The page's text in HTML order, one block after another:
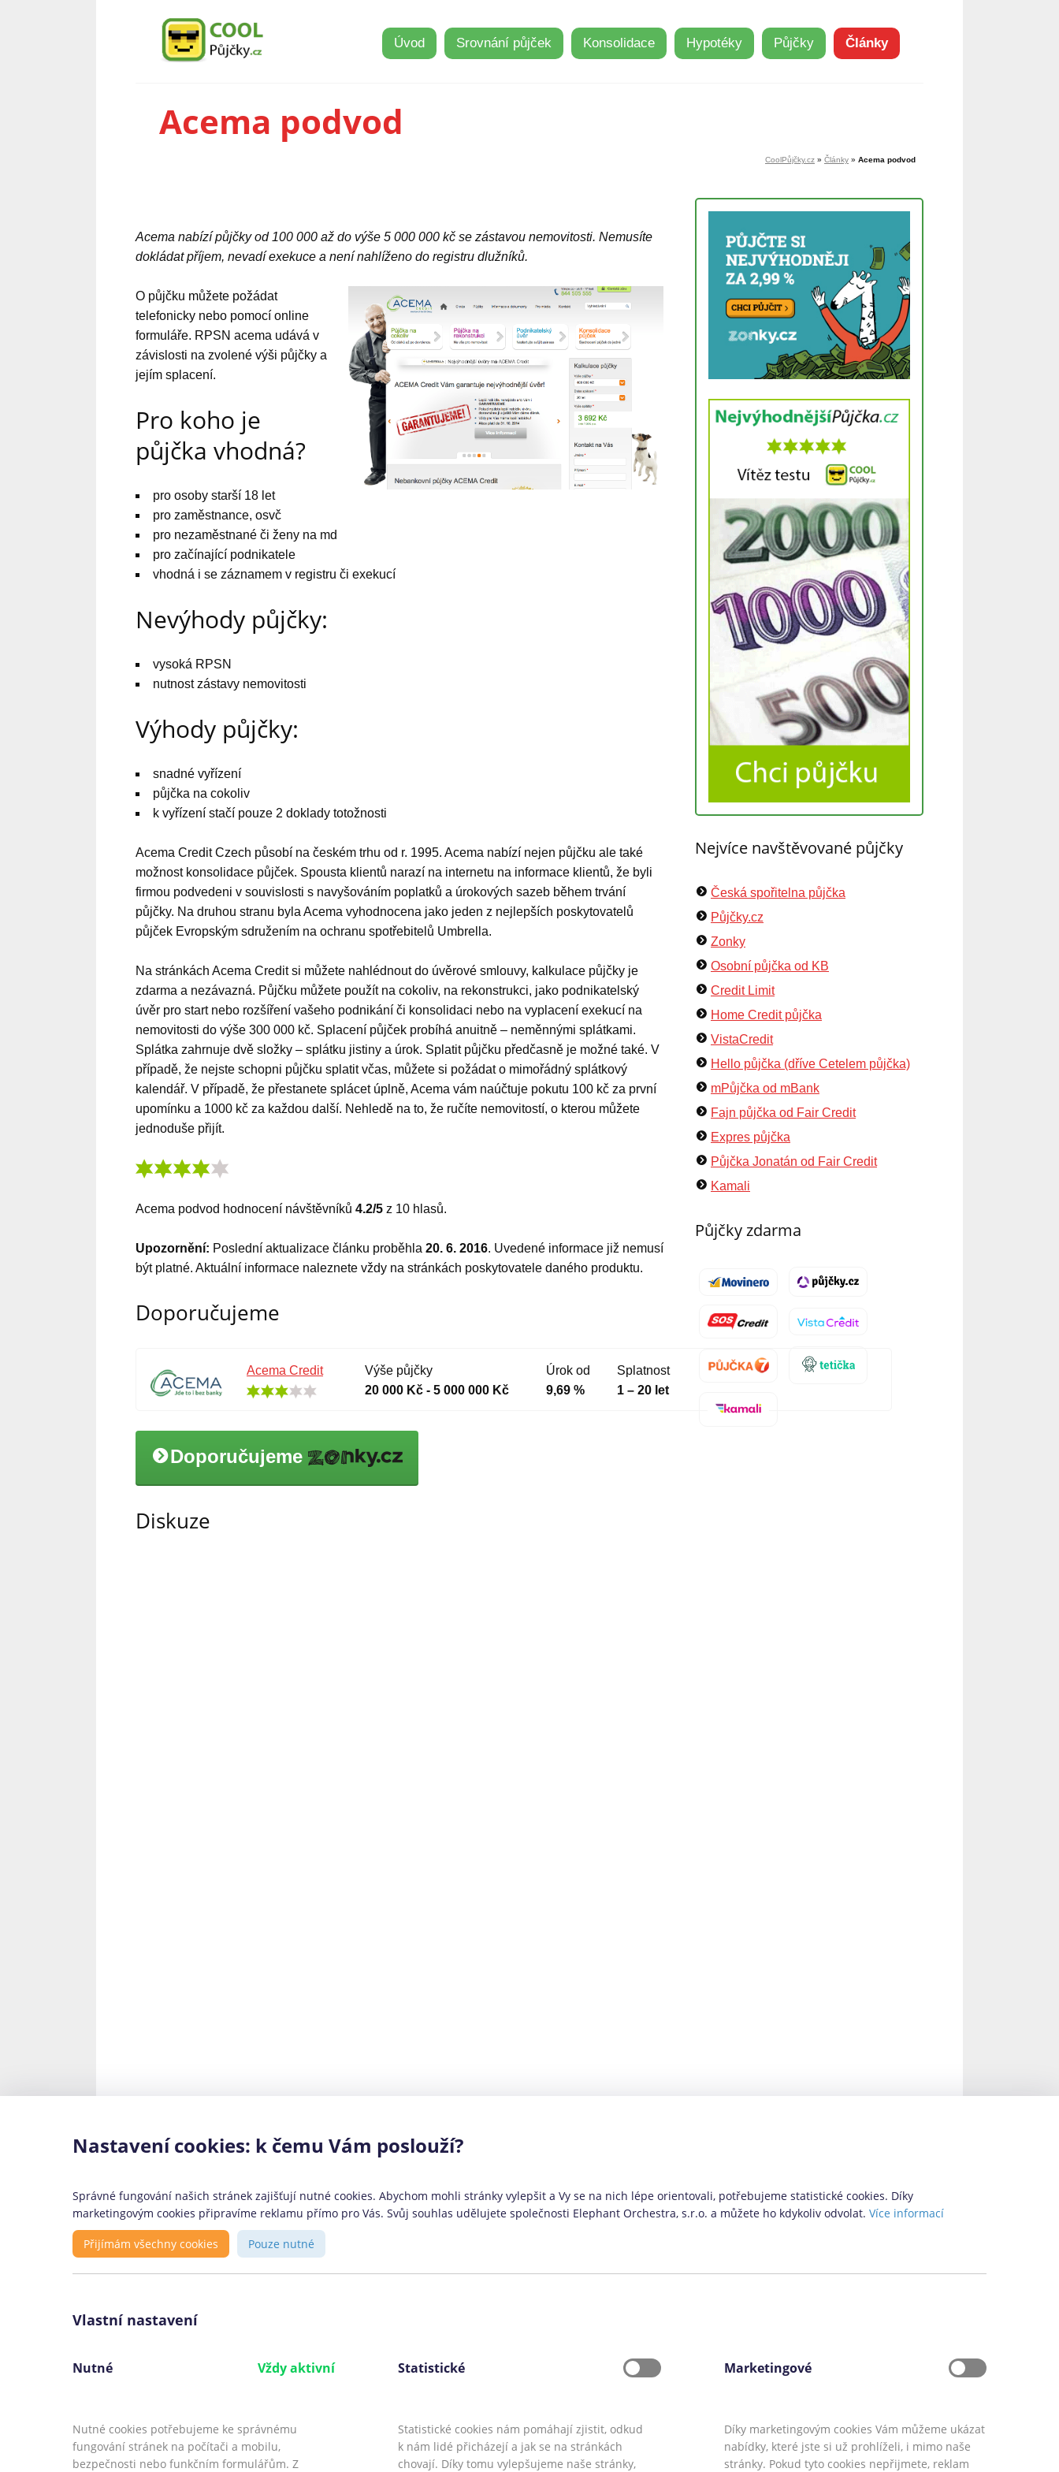
Úvod Srovnání půjček Konsolidace Hypotéky Půjčky Články
Acema podvod
CoolPůjčky.cz » Články » Acema podvod
Acema nabízí půjčky od 100 000 až do výše 5 000 000 kč se zástavou nemovitosti. Nemusíte
dokládat příjem, nevadí exekuce a není nahlíženo do registru dlužníků.
O půjčku můžete požádat
telefonicky nebo pomocí online
formuláře. RPSN acema udává v
závislosti na zvolené výši půjčky a
jejím splacení.
Pro koho je
půjčka vhodná?
pro osoby starší 18 let
pro zaměstnance, osvč
pro nezaměstnané či ženy na md
pro začínající podnikatele
vhodná i se záznamem v registru či exekucí
Nevýhody půjčky:
vysoká RPSN
nutnost zástavy nemovitosti
Výhody půjčky:
snadné vyřízení
půjčka na cokoliv
k vyřízení stačí pouze 2 doklady totožnosti
Acema Credit Czech působí na českém trhu od r. 1995. Acema nabízí nejen půjčku ale také
možnost konsolidace půjček. Spousta klientů narazí na internetu na informace klientů, že byli
firmou podvedeni v souvislosti s navyšováním poplatků a úrokových sazeb během trvání
půjčky. Na druhou stranu byla Acema vyhodnocena jako jeden z nejlepších poskytovatelů
půjček Evropským sdružením na ochranu spotřebitelů Umbrella.
Na stránkách Acema Credit si můžete nahlédnout do úvěrové smlouvy, kalkulace půjčky je
zdarma a nezávazná. Půjčku můžete použít na cokoliv, na rekonstrukci, jako podnikatelský
úvěr pro start nebo rozšíření vašeho podnikání či konsolidaci nebo na vyplacení exekucí na
nemovitosti do výše 300 000 kč. Splacení půjček probíhá anuitně – neměnnými splátkami.
Splátka zahrnuje dvě složky – splátku jistiny a úrok. Splatit půjčku předčasně je možné také. V
případě, že nejste schopni půjčku splatit včas, můžete si požádat o mimořádný splátkový
kalendář. V případě, že přestanete splácet úplně, Acema vám naúčtuje pokutu 100 kč za první
upomínku a 1000 kč za každou další. Nehledě na to, že ručíte nemovitostí, o kterou můžete
jednoduše přijít.
Acema podvod hodnocení návštěvníků 4.2/5 z 10 hlasů.
Upozornění: Poslední aktualizace článku proběhla 20. 6. 2016. Uvedené informace již nemusí
být platné. Aktuální informace naleznete vždy na stránkách poskytovatele daného produktu.
Doporučujeme
Acema Credit
Výše půjčky
20 000 Kč - 5 000 000 Kč
Úrok od
9,69 %
Splatnost
1 – 20 let
Doporučujeme
Diskuze
«Kredito24 recenze Půjčka pro začínající podnikatele
Nejvíce navštěvované půjčky
Česká spořitelna půjčka
Půjčky.cz
Zonky
Osobní půjčka od KB
Credit Limit
Home Credit půjčka
VistaCredit
Hello půjčka (dříve Cetelem půjčka)
mPůjčka od mBank
Fajn půjčka od Fair Credit
Expres půjčka
Půjčka Jonatán od Fair Credit
Kamali
Půjčky zdarma
Nastavení cookies: k čemu Vám poslouží?
Správné fungování našich stránek zajišťují nutné cookies. Abychom mohli stránky vylepšit a Vy se na nich lépe orientovali, potřebujeme statistické cookies. Díky
marketingovým cookies připravíme reklamu přímo pro Vás. Svůj souhlas udělujete společnosti Elephant Orchestra, s.r.o. a můžete ho kdykoliv odvolat. Více informací
Přijímám všechny cookies Pouze nutné
Vlastní nastavení
Nutné Vždy aktivní
Nutné cookies potřebujeme ke správnému
fungování stránek na počítači a mobilu,
bezpečnosti nebo funkčním formulářům. Z
Statistické
Statistické cookies nám pomáhají zjistit, odkud
k nám lidé přicházejí a jak se na stránkách
chovají. Díky tomu vylepšujeme naše stránky,
Marketingové
Díky marketingovým cookies Vám můžeme ukázat
nabídky, které jste si už prohlíželi, i mimo naše
stránky. Pokud tyto cookies nepřijmete, reklam